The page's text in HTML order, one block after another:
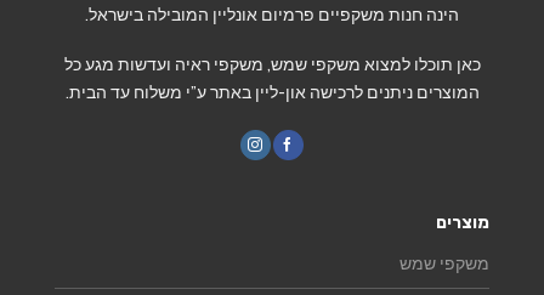
הינה חנות משקפיים פרמיום אונליין המובילה בישראל.
כאן תוכלו למצוא משקפי שמש, משקפי ראיה ועדשות מגע כל
המוצרים ניתנים לרכישה און-ליין באתר ע”י משלוח עד הבית.
מוצרים
משקפי שמש